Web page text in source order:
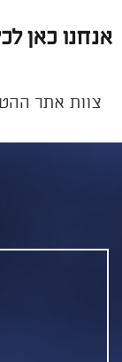
אנחנו כאן
צוות אתר